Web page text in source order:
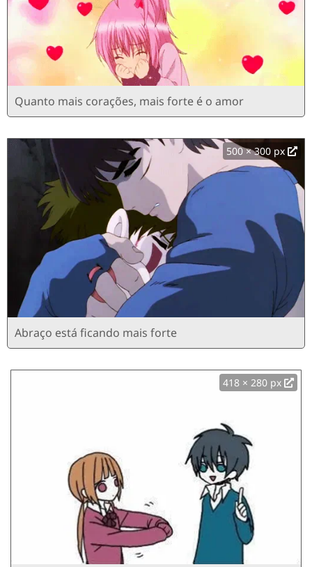
Quanto mais corações, mais forte é o amor
500 × 300 px
Abraço está ficando mais forte
418 × 280 px